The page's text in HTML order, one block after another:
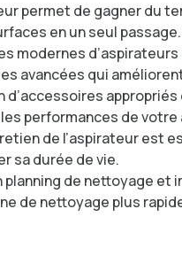
permet de gagner du
en un seul passage.
modernes
avancées qui
d’accessoires
performances de votre
de l’aspirateur est
sa durée de vie.
planning de nettoyage et
de nettoyage plus